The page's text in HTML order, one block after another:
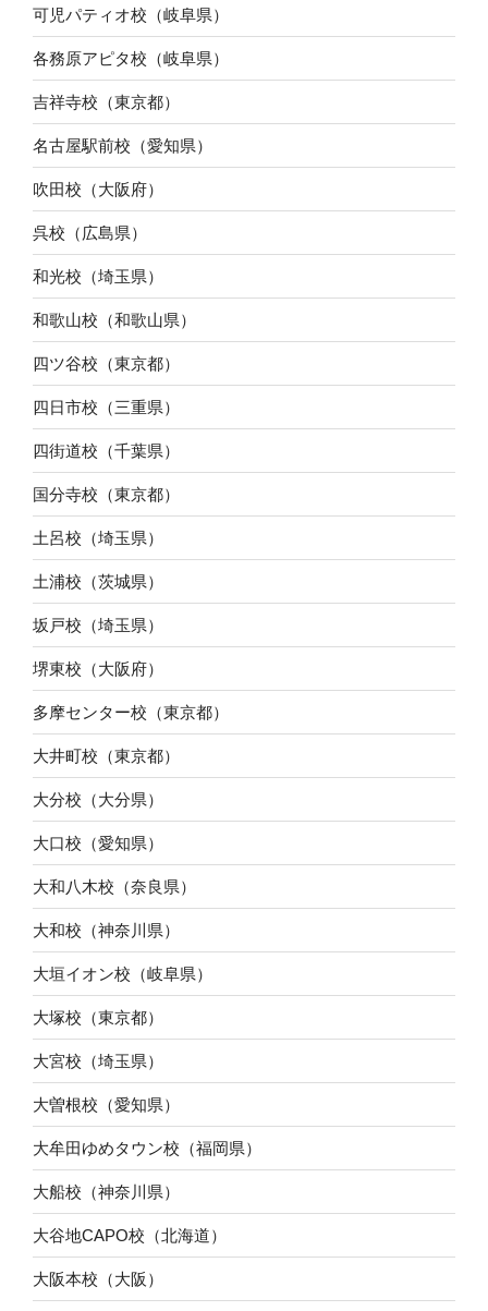
可児パティオ校（岐阜県）
各務原アピタ校（岐阜県）
吉祥寺校（東京都）
名古屋駅前校（愛知県）
吹田校（大阪府）
呉校（広島県）
和光校（埼玉県）
和歌山校（和歌山県）
四ツ谷校（東京都）
四日市校（三重県）
四街道校（千葉県）
国分寺校（東京都）
土呂校（埼玉県）
土浦校（茨城県）
坂戸校（埼玉県）
堺東校（大阪府）
多摩センター校（東京都）
大井町校（東京都）
大分校（大分県）
大口校（愛知県）
大和八木校（奈良県）
大和校（神奈川県）
大垣イオン校（岐阜県）
大塚校（東京都）
大宮校（埼玉県）
大曽根校（愛知県）
大牟田ゆめタウン校（福岡県）
大船校（神奈川県）
大谷地CAPO校（北海道）
大阪本校（大阪）